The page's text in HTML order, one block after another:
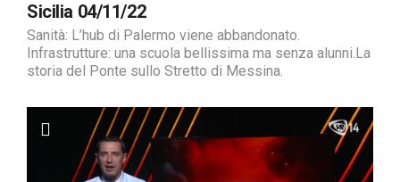
Sicilia 04/11/22
Sanità: L’hub di Palermo viene abbandonato.
Infrastrutture: una scuola bellissima ma senza alunni.La
storia del Ponte sullo Stretto di Messina.